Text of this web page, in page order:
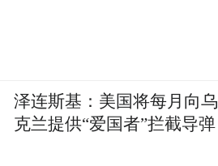
泽连斯基：美国将每月向乌
克兰提供“爱国者”拦截导弹